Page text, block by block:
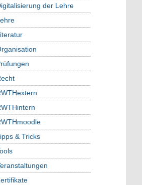
der Lehre
& Tricks